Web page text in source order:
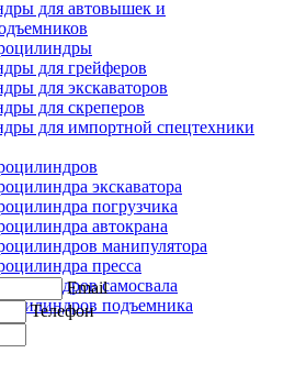
для автовышек и
для грейферов
для экскаваторов
для скреперов
для импортной спецтехники
экскаватора
погрузчика
автокрана
манипулятора
пресса
самосвала
подъемника
Email
Телефон